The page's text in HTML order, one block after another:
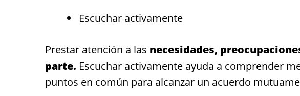
Escuchar activamente
Prestar atención a las necesidades,
parte. Escuchar activamente ayuda a comprender
puntos en común para alcanzar un acuerdo